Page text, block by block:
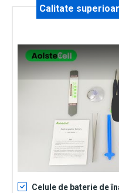
Calitate
Celule de baterie de